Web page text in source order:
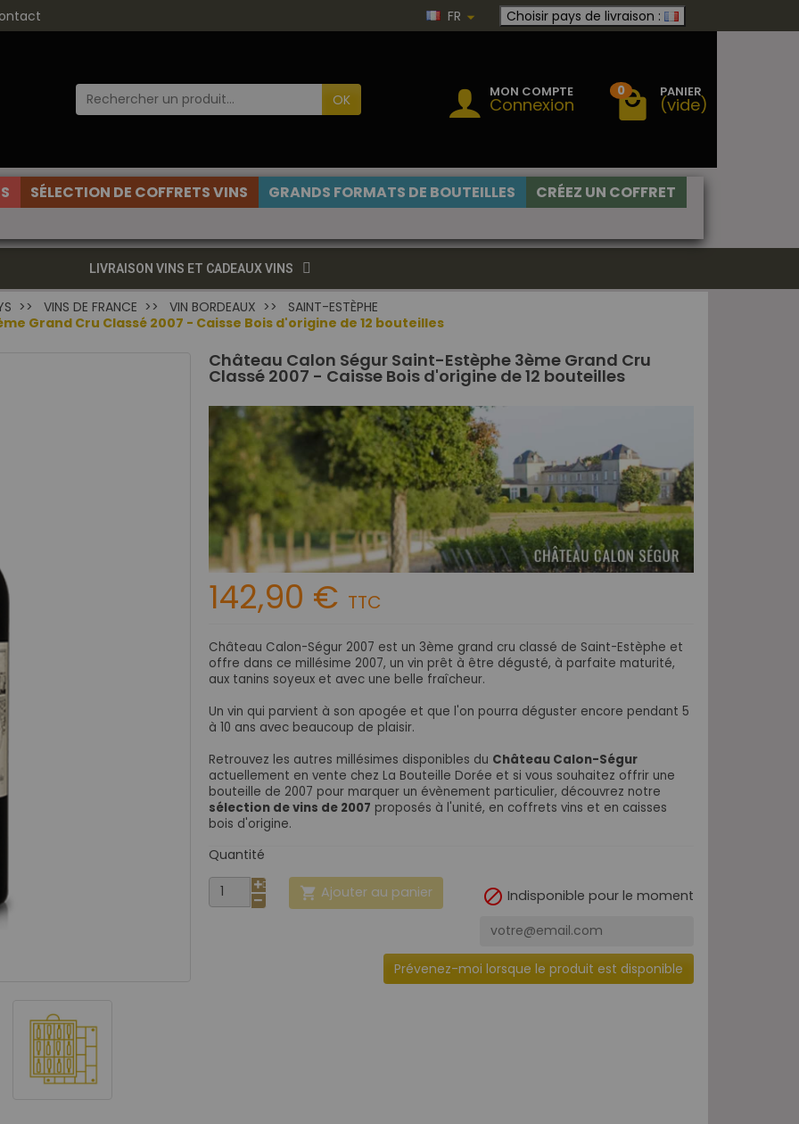
FR Choisir pays de livraison :
OK MON COMPTE
Connexion
0 PANIER
(vide)
SÉLECTION DE COFFRETS VINS GRANDS FORMATS DE BOUTEILLES
CRÉEZ UN COFFRET
LIVRAISON VINS ET CADEAUX VINS
VINS DE FRANCE VIN BORDEAUX
SAINT-ESTÈPHE
Grand Cru Classé 2007 - Caisse Bois d'origine de 12 bouteilles
Château Calon Ségur Saint-Estèphe 3ème Grand Cru
Classé 2007 - Caisse Bois d'origine de 12 bouteilles
142,90 € TTC
Château Calon-Ségur 2007 est un 3ème grand cru classé de Saint-Estèphe et
offre dans ce millésime 2007, un vin prêt à être dégusté, à parfaite maturité,
aux tanins soyeux et avec une belle fraîcheur.
Un vin qui parvient à son apogée et que l'on pourra déguster encore pendant 5
à 10 ans avec beaucoup de plaisir.
Retrouvez les autres millésimes disponibles du Château Calon-Ségur
actuellement en vente chez La Bouteille Dorée et si vous souhaitez offrir une
bouteille de 2007 pour marquer un évènement particulier, découvrez notre
sélection de vins de 2007 proposés à l'unité, en coffrets vins et en caisses
bois d'origine.
Quantité
 Ajouter au panier  Indisponible pour le moment
Prévenez-moi lorsque le produit est disponible